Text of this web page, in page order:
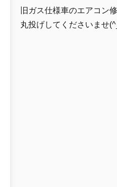
旧ガス仕様車のエアコン
丸投げしてくださいませ